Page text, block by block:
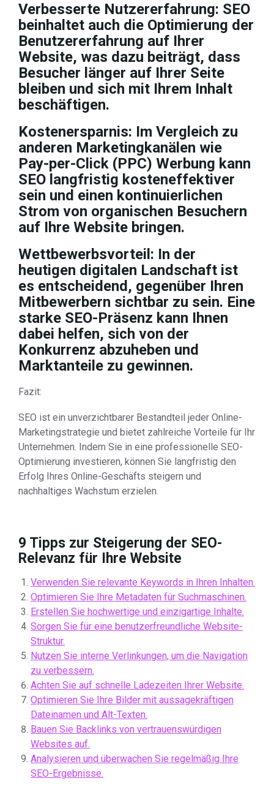
Verbesserte Nutzererfahrung: SEO
beinhaltet auch die Optimierung der
Benutzererfahrung auf Ihrer
Website, was dazu beiträgt, dass
Besucher länger auf Ihrer Seite
bleiben und sich mit Ihrem Inhalt
beschäftigen.
Kostenersparnis: Im Vergleich zu
anderen Marketingkanälen wie
Pay-per-Click (PPC) Werbung kann
SEO langfristig kosteneffektiver
sein und einen kontinuierlichen
Strom von organischen Besuchern
auf Ihre Website bringen.
Wettbewerbsvorteil: In der
heutigen digitalen Landschaft ist
es entscheidend, gegenüber Ihren
Mitbewerbern sichtbar zu sein. Eine
starke SEO-Präsenz kann Ihnen
dabei helfen, sich von der
Konkurrenz abzuheben und
Marktanteile zu gewinnen.
Fazit:
SEO ist ein unverzichtbarer Bestandteil jeder Online-
Marketingstrategie und bietet zahlreiche Vorteile für Ihr
Unternehmen. Indem Sie in eine professionelle SEO-
Optimierung investieren, können Sie langfristig den
Erfolg Ihres Online-Geschäfts steigern und
nachhaltiges Wachstum erzielen.
9 Tipps zur Steigerung der SEO-
Relevanz für Ihre Website
Verwenden Sie relevante Keywords in Ihren Inhalten.
Optimieren Sie Ihre Metadaten für Suchmaschinen.
Erstellen Sie hochwertige und einzigartige Inhalte.
Sorgen Sie für eine benutzerfreundliche Website-
Struktur.
Nutzen Sie interne Verlinkungen, um die Navigation
zu verbessern.
Achten Sie auf schnelle Ladezeiten Ihrer Website.
Optimieren Sie Ihre Bilder mit aussagekräftigen
Dateinamen und Alt-Texten.
Bauen Sie Backlinks von vertrauenswürdigen
Websites auf.
Analysieren und überwachen Sie regelmäßig Ihre
SEO-Ergebnisse.